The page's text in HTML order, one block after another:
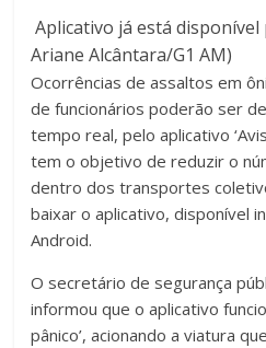
Aplicativo já está
Ariane Alcântara/G1 AM)
Ocorrências de assaltos em
de funcionários poderão ser
tempo real, pelo aplicativo
tem o objetivo de reduzir o
dentro dos transportes
baixar o aplicativo, disponível
Android.
O secretário de segurança
informou que o aplicativo
pânico’, acionando a viatura